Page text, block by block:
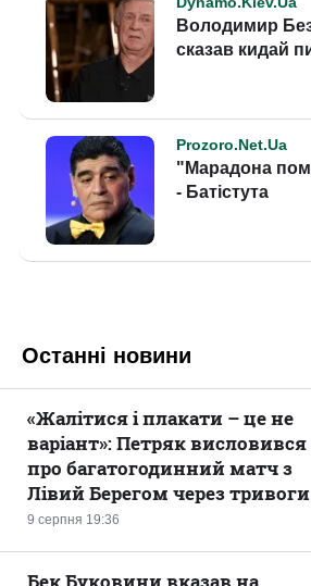
Останні новини
9 серпня 19:36
«Жалітися і плакати – це не
варіант»: Петряк висловився
про багатогодинний матч з
Лівий Берегом через тривоги
Бек Буковини вказав на